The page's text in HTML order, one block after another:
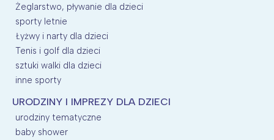
Żeglarstwo, pływanie dla dzieci
sporty letnie
Łyżwy i narty dla dzieci
Tenis i golf dla dzieci
sztuki walki dla dzieci
inne sporty
URODZINY I IMPREZY DLA DZIECI
urodziny tematyczne
baby shower